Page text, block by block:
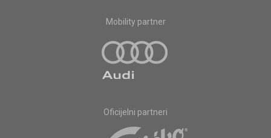
Mobility partner
Oficijelni partneri